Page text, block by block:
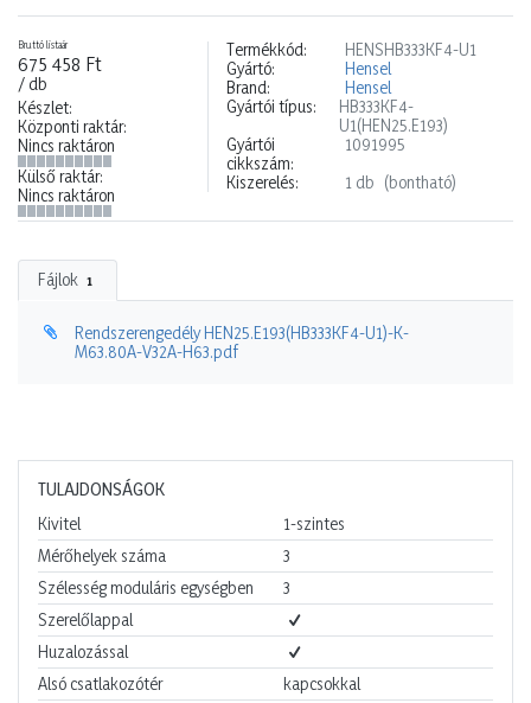
Bruttó listaár
675 458 Ft
/ db
Készlet:
Központi raktár:
Nincs raktáron
Külső raktár:
Nincs raktáron
Termékkód:
HENSHB333KF4-U1
Gyártó:
Hensel
Brand:
Hensel
Gyártói típus:
HB333KF4-
U1(HEN25.E193)
Gyártói
cikkszám:
1091995
Kiszerelés:
1 db (bontható)
Fájlok 1
Rendszerengedély HEN25.E193(HB333KF4-U1)-K-
M63.80A-V32A-H63.pdf
TULAJDONSÁGOK
Kivitel
1-szintes
Mérőhelyek száma
3
Szélesség moduláris egységben
3
Szerelőlappal
Huzalozással
Alsó csatlakozótér
kapcsokkal